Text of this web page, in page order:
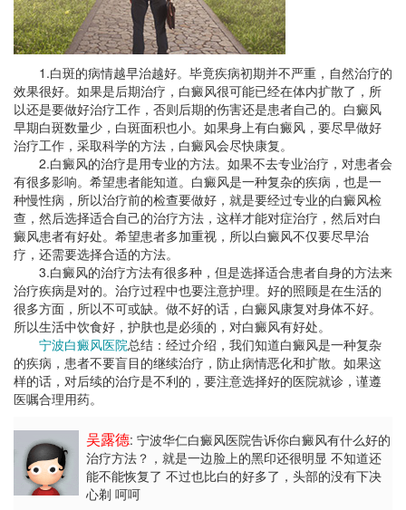
1.白斑的病情越早治越好。毕竟疾病初期并不严重，自然治疗的
效果很好。如果是后期治疗，白癜风很可能已经在体内扩散了，所
以还是要做好治疗工作，否则后期的伤害还是患者自己的。白癜风
早期白斑数量少，白斑面积也小。如果身上有白癜风，要尽早做好
治疗工作，采取科学的方法，白癜风会尽快康复。
2.白癜风的治疗是用专业的方法。如果不去专业治疗，对患者会
有很多影响。希望患者能知道。白癜风是一种复杂的疾病，也是一
种慢性病，所以治疗前的检查要做好，就是要经过专业的白癜风检
查，然后选择适合自己的治疗方法，这样才能对症治疗，然后对白
癜风患者有好处。希望患者多加重视，所以白癜风不仅要尽早治
疗，还需要选择合适的方法。
3.白癜风的治疗方法有很多种，但是选择适合患者自身的方法来
治疗疾病是对的。治疗过程中也要注意护理。好的照顾是在生活的
很多方面，所以不可或缺。做不好的话，白癜风康复对身体不好。
所以生活中饮食好，护肤也是必须的，对白癜风有好处。
宁波白癜风医院总结：经过介绍，我们知道白癜风是一种复杂
的疾病，患者不要盲目的继续治疗，防止病情恶化和扩散。如果这
样的话，对后续的治疗是不利的，要注意选择好的医院就诊，谨遵
医嘱合理用药。
吴露德: 宁波华仁白癜风医院告诉你白癜风有什么好的
治疗方法？ ，就是一边脸上的黑印还很明显 不知道还
能不能恢复了 不过也比白的好多了，头部的没有下决
心剃 呵呵